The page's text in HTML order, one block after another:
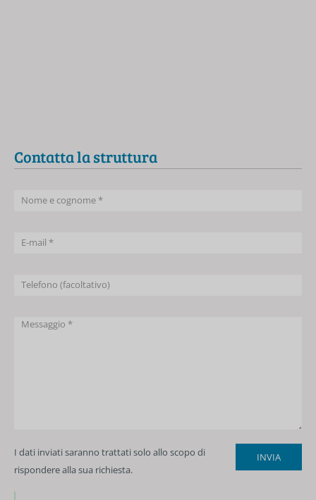
Contatta la struttura
I dati inviati saranno trattati solo allo scopo di
rispondere alla sua richiesta.